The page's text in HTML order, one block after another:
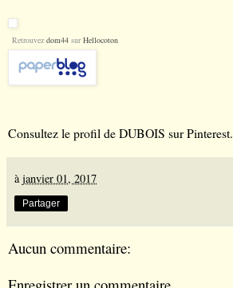
Retrouvez dom44 sur Hellocoton
Consultez le profil de DUBOIS sur Pinterest.
à janvier 01, 2017
Partager
Aucun commentaire: